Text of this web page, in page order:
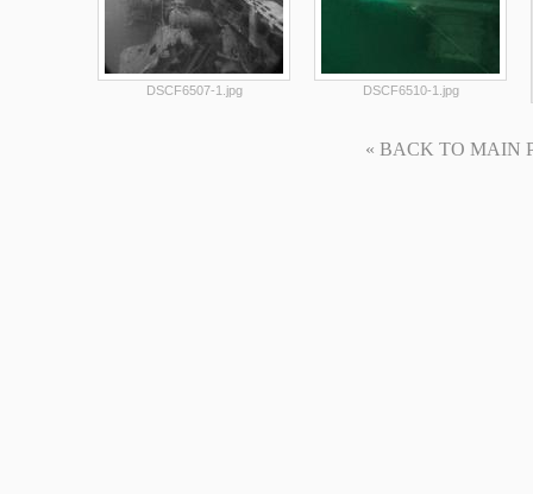
DSCF6507-1.jpg DSCF6510-1.jpg
« BACK TO MAIN